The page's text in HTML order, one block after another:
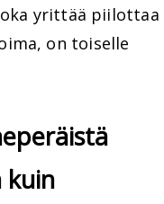
yrittää piilottaa
on toiselle
kuin